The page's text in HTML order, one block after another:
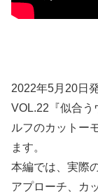
2022年5月20日
VOL.22『似合う
ルフのカットー
ます。
本編では、実際
アプローチ、カ